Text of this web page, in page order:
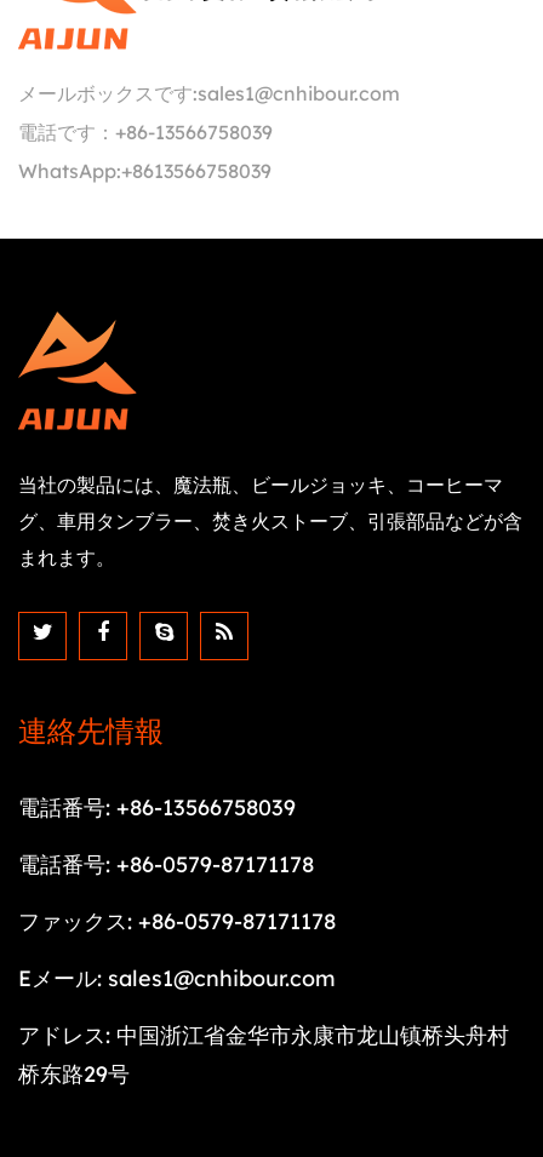
メールボックスです:sales1@cnhibour.com
電話です： +86-13566758039
WhatsApp:+8613566758039
当社の製品には、魔法瓶、ビールジョッキ、コーヒーマ
グ、車用タンブラー、焚き火ストーブ、引張部品などが含
まれます。
連絡先情報
電話番号: +86-13566758039
電話番号: +86-0579-87171178
ファックス: +86-0579-87171178
Eメール: sales1@cnhibour.com
アドレス: 中国浙江省金华市永康市龙山镇桥头舟村
桥东路29号